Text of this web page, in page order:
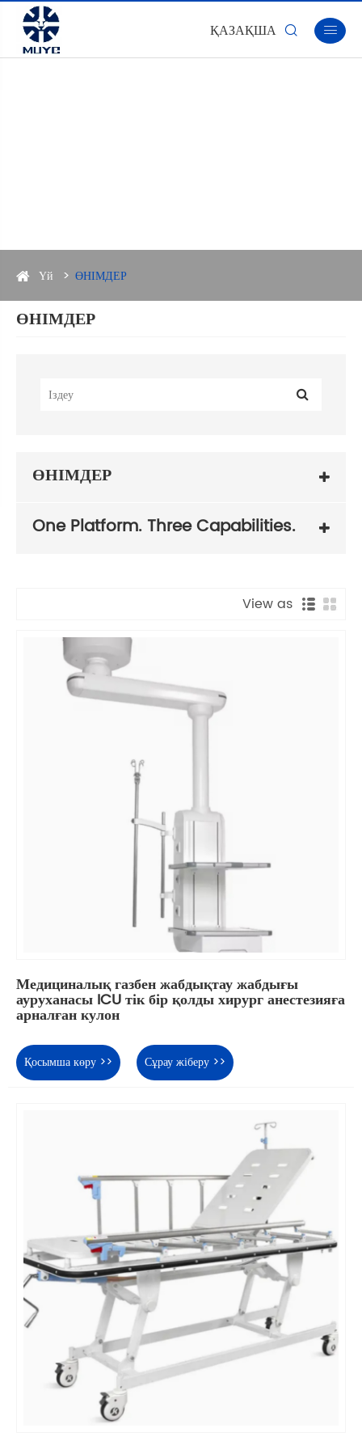
ҚАЗАҚША  
Үй ӨНІМДЕР
ӨНІМДЕР
ӨНІМДЕР
One Platform. Three Capabilities.
View as
Медициналық газбен жабдықтау жабдығы
ауруханасы ICU тік бір қолды хирург анестезияға
арналған кулон
Қосымша көру >> Сұрау жіберу >>